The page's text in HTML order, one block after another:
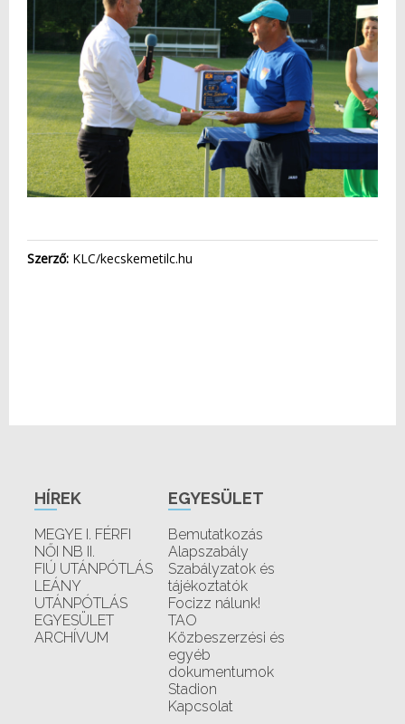
Szerző: KLC/kecskemetilc.hu
HÍREK
MEGYE I. FÉRFI
NŐI NB II.
FIÚ UTÁNPÓTLÁS
LEÁNY
UTÁNPÓTLÁS
EGYESÜLET
ARCHÍVUM
EGYESÜLET
Bemutatkozás
Alapszabály
Szabályzatok és
tájékoztatók
Focizz nálunk!
TAO
Közbeszerzési és
egyéb
dokumentumok
Stadion
Kapcsolat